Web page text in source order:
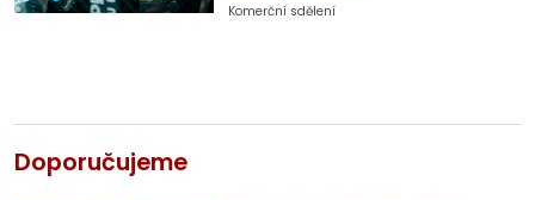
Komerční sdělení
Doporučujeme